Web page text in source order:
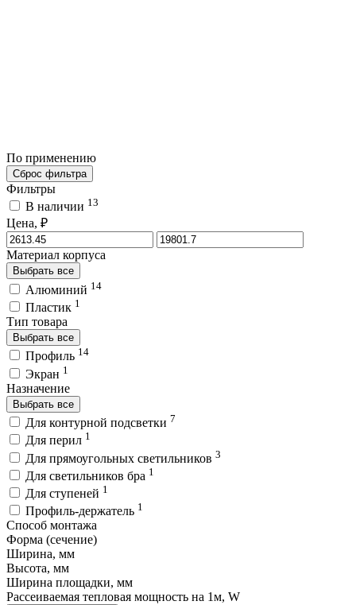
По применению
Сброс фильтра
Фильтры
В наличии 13
Цена, ₽
Материал корпуса
Выбрать все
Алюминий 14
Пластик 1
Тип товара
Выбрать все
Профиль 14
Экран 1
Назначение
Выбрать все
Для контурной подсветки 7
Для перил 1
Для прямоугольных светильников 3
Для светильников бра 1
Для ступеней 1
Профиль-держатель 1
Способ монтажа
Форма (сечение)
Ширина, мм
Высота, мм
Ширина площадки, мм
Рассеиваемая тепловая мощность на 1м, W